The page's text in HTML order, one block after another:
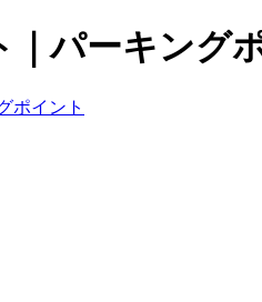
パーキング
ポイント